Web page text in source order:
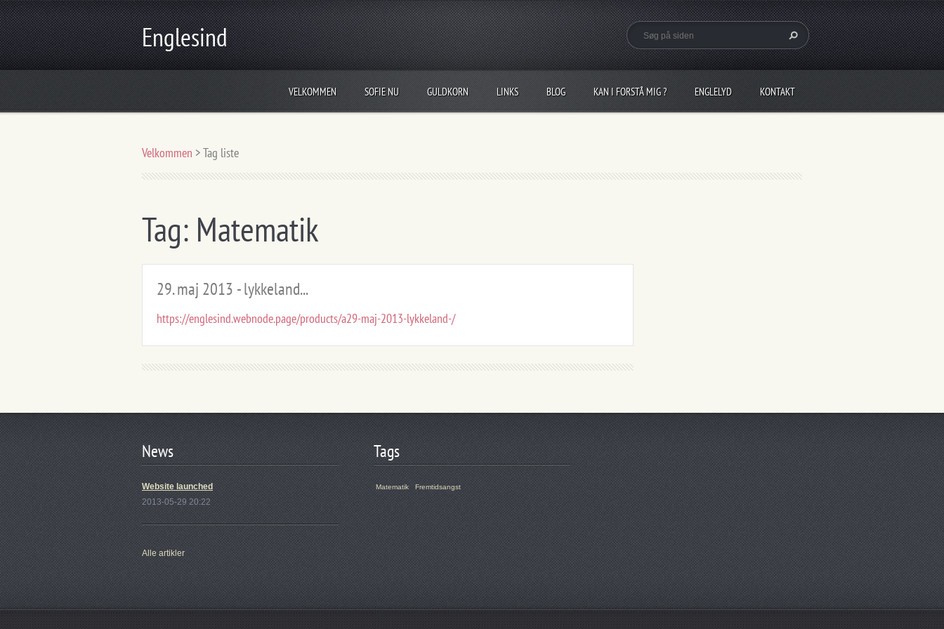
Englesind
VELKOMMEN SOFIE NU GULDKORN LINKS BLOG KAN I FORSTÅ MIG ? ENGLELYD KONTAKT
Velkommen >Tag liste
Tag: Matematik
29. maj 2013 - lykkeland...
https://englesind.webnode.page/products/a29-maj-2013-lykkeland-/
News
Website launched
2013-05-29 20:22
Alle artikler
Tags
Matematik Fremtidsangst